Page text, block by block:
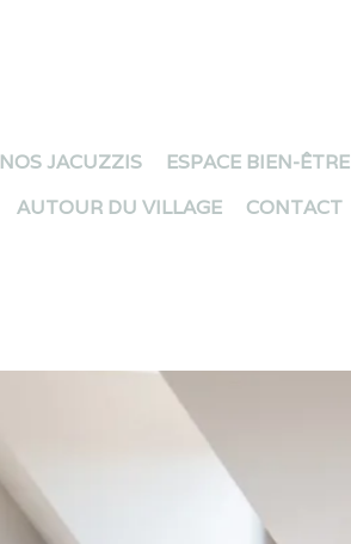
NOS JACUZZIS ESPACE BIEN-ÊTRE
AUTOUR DU VILLAGE CONTACT